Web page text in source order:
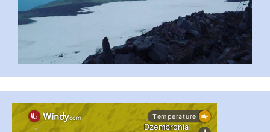
...
pimrec_project